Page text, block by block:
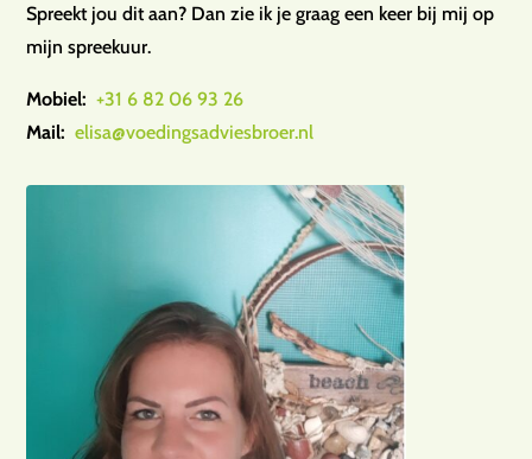
Spreekt jou dit aan? Dan zie ik je graag een keer bij mij op
mijn spreekuur.
Mobiel: +31 6 82 06 93 26
Mail: elisa@voedingsadviesbroer.nl